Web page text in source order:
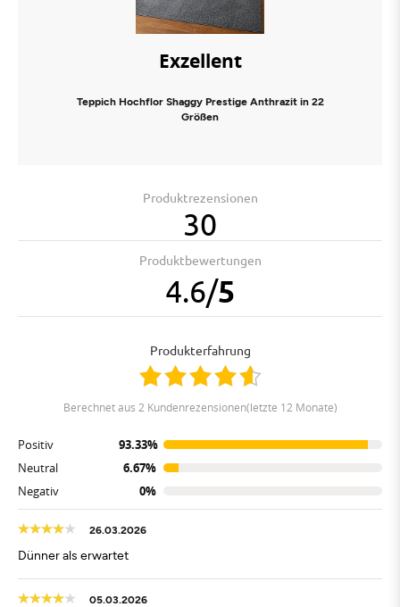
Exzellent
Teppich Hochflor Shaggy Prestige Anthrazit in 22
Größen
Produktrezensionen
30
Produktbewertungen
4.6/5
Produkterfahrung
berechnet aus 2 Kundenrezensionen(letzte 12 Monate)
Positiv
93.33%
Neutral
6.67%
Negativ
0%
26.03.2026
Dünner als erwartet
05.03.2026